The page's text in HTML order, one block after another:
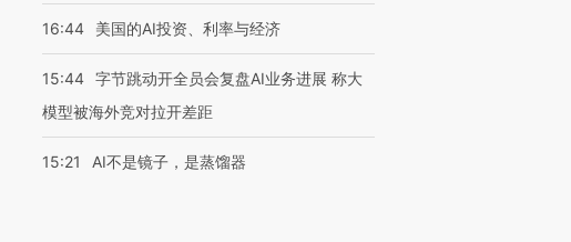
16:44 美国的AI投资、利率与经济
15:44 字节跳动开全员会复盘AI业务进展 称大
模型被海外竞对拉开差距
15:21 AI不是镜子，是蒸馏器